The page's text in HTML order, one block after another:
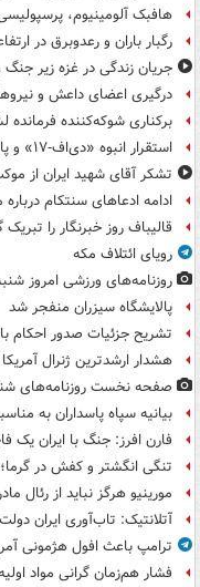
هافبک آلومینیوم،
رگبار باران و رعدوبرق در
جریان زندگی در غزه زیر جنگ
درگیری اعضای داعش و
برکناری شوکه‌کننده فرمانده
استقرار انبوه «دی‌اف‑۱۷» و پایان عصر پدافند آمریکا +عکس
تشکر آقای شهید ایران از
ادامه ادعاهای سنتکام
قالیباف روز خبرنگار را
رویای ائتلاف مکه
روزنامه‌های ورزشی امروز ‌شنبه ۱۷ مرداد
پالایشگاه سیزران منفجر شد
تشریح جزئیات صدور احکام
هشدار ارشدترین ژنرال
صفحه نخست روزنامه‌های شنبه ۱۷ مرداد
بیانیه سپاه پاسداران به
فارن افرز: جنگ با ایران یک
تنگی انگشتر و کفش در
مورینیو هرگز نباید از رئال
آتلانتیک: تاب‌آوری ایران
ترامپ باعث افول هژمونی
فشار هم‌زمان گرانی مواد